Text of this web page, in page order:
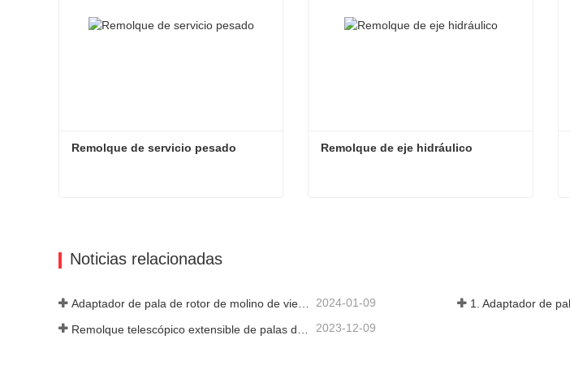
Remolque de servicio pesado Remolque de eje hidráulico
Noticias relacionadas
Adaptador de pala de rotor de molino de viento 2024-01-09
2023-12-09